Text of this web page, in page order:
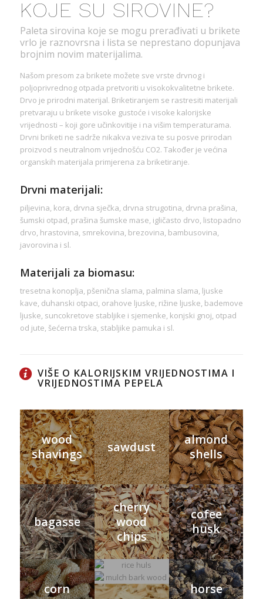
KOJE SU SIROVINE?
Paleta sirovina koje se mogu prerađivati u brikete
vrlo je raznovrsna i lista se neprestano dopunjava
brojnim novim materijalima.
Našom presom za brikete možete sve vrste drvnog i
poljoprivrednog otpada pretvoriti u visokokvalitetne brikete.
Drvo je prirodni materijal. Briketiranjem se rastresiti materijali
pretvaraju u brikete visoke gustoće i visoke kalorijske
vrijednosti – koji gore učinkovitije i na višim temperaturama.
Drvni briketi ne sadrže nikakva veziva te su posve prirodan
proizvod s neutralnom vrijednošću CO2. Također je većina
organskih materijala primjerena za briketiranje.
Drvni materijali:
piljevina, kora, drvna sječka, drvna strugotina, drvna prašina,
šumski otpad, prašina šumske mase, igličasto drvo, listopadno
drvo, hrastovina, smrekovina, brezovina, bambusovina,
javorovina i sl.
Materijali za biomasu:
tresetna konoplja, pšenična slama, palmina slama, ljuske
kave, duhanski otpaci, orahove ljuske, rižine ljuske, bademove
ljuske, suncokretove stabljike i sjemenke, konjski gnoj, otpad
od jute, šećerna trska, stabljike pamuka i sl.
VIŠE O KALORIJSKIM VRIJEDNOSTIMA I
VRIJEDNOSTIMA PEPELA
wood
shavings
sawdust
almond
shells
bagasse
cherry
wood
chips
cofee
husk
corn
rice huls
horse
mulch